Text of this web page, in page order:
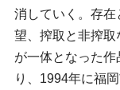
消していく。存在
望、搾取と非搾
が一体となった
り、1994年に福